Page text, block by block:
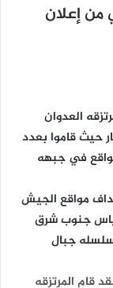
من إعلان
مرتزقه العدوان
حيث قاموا بعدد
في جبهه
مواقع الجيش
جنوب شرق
جبال
قام المرتزقه